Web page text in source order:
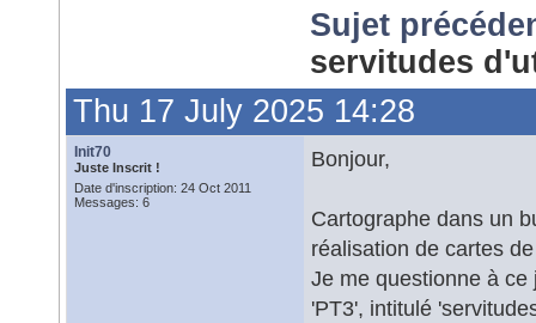
Sujet
servitudes
Thu 17 July 2025 14:28
Init70
Juste Inscrit !
Date d'inscription: 24 Oct 2011
Messages: 6
Bonjour,
Cartographe dans un
réalisation de cartes
Je me questionne à
'PT3', intitulé